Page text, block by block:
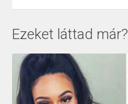
Ezeket láttad már?